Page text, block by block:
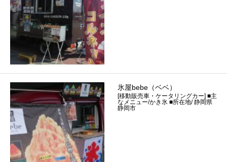
氷屋bebe（ベベ）
[移動販売車・ケータリングカー] ■主
なメニュー/かき氷 ■所在地/ 静岡県
静岡市